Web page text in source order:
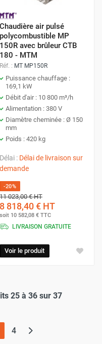
Chaudière air pulsé
polycombustible MP
150R avec brûleur CTB
180 - MTM
Réf. : MT MP150R
Puissance chauffage :
169,1 kW
Débit d'air : 10 800 m³/h
Alimentation : 380 V
Diamètre cheminée : Ø 150
mm
Poids : 420 kg
Délai : Délai de livraison sur
demande
-20%
11 023,00 €HT
8 818,40 € HT
soit 10 582,08 € TTC
LIVRAISON GRATUITE
Voir le produit
25 à 36 sur 37
actuelle)
4